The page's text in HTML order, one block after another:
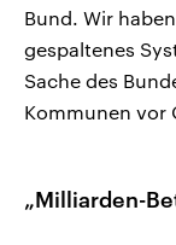
Bund. Wir
gespaltenes
Sache des
Kommunen vor
„Milliarden-